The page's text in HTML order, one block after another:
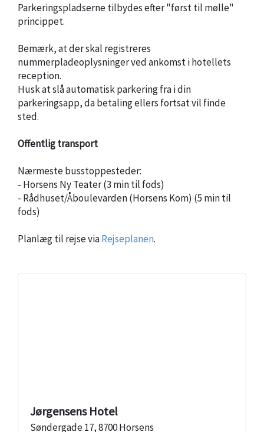
Parkeringspladserne tilbydes efter "først til mølle"
princippet.
Bemærk, at der skal registreres
nummerpladeoplysninger ved ankomst i hotellets
reception.
Husk at slå automatisk parkering fra i din
parkeringsapp, da betaling ellers fortsat vil finde
sted.
Offentlig transport
Nærmeste busstoppesteder:
- Horsens Ny Teater (3 min til fods)
- Rådhuset/Åboulevarden (Horsens Kom) (5 min til
fods)
Planlæg til rejse viaRejseplanen.
Jørgensens Hotel
Søndergade 17, 8700 Horsens